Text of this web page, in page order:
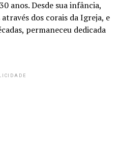
anos. Desde sua infância,
dos corais da Igreja, e
permaneceu dedicada